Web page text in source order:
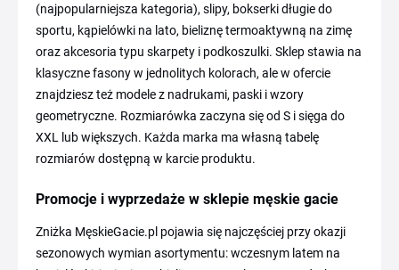
(najpopularniejsza kategoria), slipy, bokserki długie do
sportu, kąpielówki na lato, bieliznę termoaktywną na zimę
oraz akcesoria typu skarpety i podkoszulki. Sklep stawia na
klasyczne fasony w jednolitych kolorach, ale w ofercie
znajdziesz też modele z nadrukami, paski i wzory
geometryczne. Rozmiarówka zaczyna się od S i sięga do
XXL lub większych. Każda marka ma własną tabelę
rozmiarów dostępną w karcie produktu.
Promocje i wyprzedaże w sklepie męskie gacie
Zniżka MęskieGacie.pl pojawia się najczęściej przy okazji
sezonowych wymian asortymentu: wczesnym latem na